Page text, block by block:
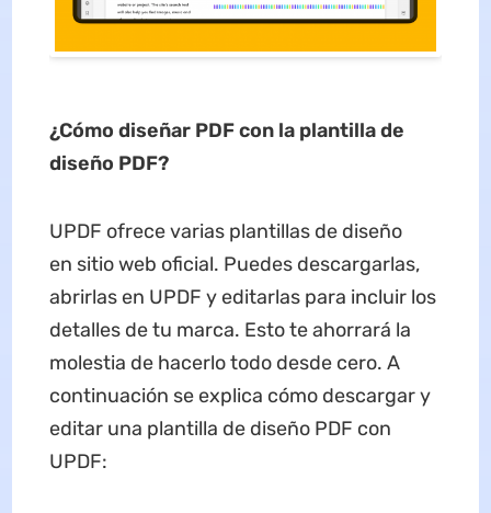
¿Cómo diseñar PDF con la plantilla de
diseño PDF?
UPDF ofrece varias plantillas de diseño
en sitio web oficial. Puedes descargarlas,
abrirlas en UPDF y editarlas para incluir los
detalles de tu marca. Esto te ahorrará la
molestia de hacerlo todo desde cero. A
continuación se explica cómo descargar y
editar una plantilla de diseño PDF con
UPDF: